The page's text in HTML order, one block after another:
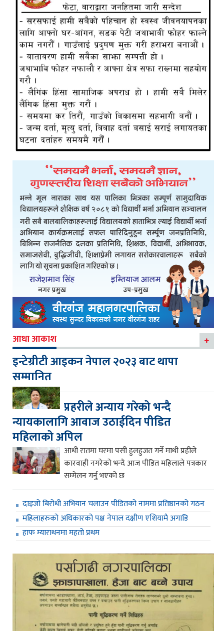
आधा आकाश
इन्टेग्रीटी आइकन नेपाल २०२३ बाट थापा
सम्मानित
प्रहरीले अन्याय गरेको भन्दै
न्यायकालागि आवाज उठाईदिन पीडित
महिलाको अपिल
आधी रातमा घरमा पसी हुलहुजत गर्ने माथी प्रहीले
कारवाही नगरेको भन्दै आज पीडित महिलाले पत्रकार
सम्मेलन गर्नु भएको छ
दाइजो बिरोधी अभियान चलाउन पीडितको नाममा प्रतिष्ठानको गठन
महिलाहरुको अधिकारको पक्ष नेपाल दक्षीण एशियामै अगाडि
हाफ म्याराथनमा महतो प्रथम